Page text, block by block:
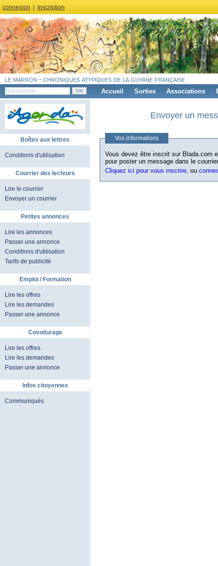
connexion inscription
le marron - chroniques atypiques de la guyane française
Accueil Sorties Associations
Boîtes aux lettres
Conditions d'utilisation
Courrier des lecteurs
Lire le courrier
Envoyer un courrier
Petites annonces
Lire les annonces
Passer une annonce
Conditions d'utilisation
Tarifs de publicité
Emploi / Formation
Lire les offres
Lire les demandes
Passer une annonce
Covoiturage
Lire les offres
Lire les demandes
Passer une annonce
Infos citoyennes
Communiqués
Envoyer un
Vos informations
Vous devez être inscrit sur Blada.com
pour poster un message dans le
Cliquez ici pour vous inscrire, ou